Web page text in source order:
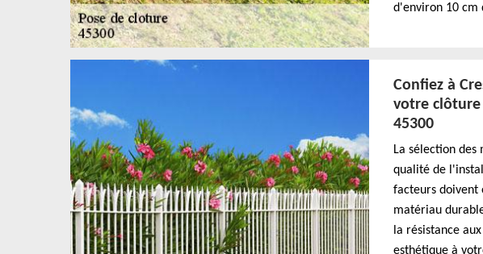
d'environ 10 cm
Confiez à
votre clôture
45300
La sélection
qualité de
facteurs doivent
matériau
la résistance
esthétique à